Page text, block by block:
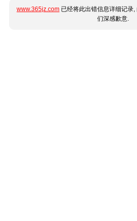
www.365jz.com 已经将此出错信息详细记录
们深感歉意.